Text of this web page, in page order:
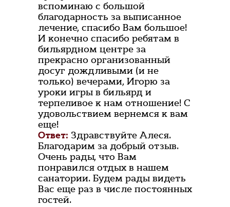
вспоминаю с большой
благодарность за выписанное
лечение, спасибо Вам большое!
И конечно спасибо ребятам в
бильярдном центре за
прекрасно организованный
досуг дождливыми (и не
только) вечерами, Игорю за
уроки игры в бильярд и
терпеливое к нам отношение! С
удовольствием вернемся к вам
еще!
Ответ: Здравствуйте Алеся.
Благодарим за добрый отзыв.
Очень рады, что Вам
понравился отдых в нашем
санатории. Будем рады видеть
Вас еще раз в числе постоянных
гостей.